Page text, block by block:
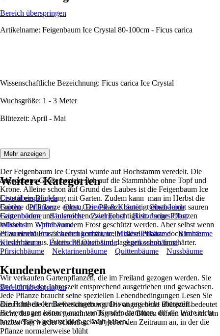
Bereich überspringen
Artikelname: Feigenbaum Ice Crystal 80-100cm - Ficus carica
Wissenschaftliche Bezeichnung: Ficus carica Ice Crystal
Wuchsgröße: 1 - 3 Meter
Blütezeit: April - Mai
Beschreibung:
Der Feigenbaum Ice Crystal wurde auf Hochstamm veredelt. Die
angegebene Größe bezieht sich auf die Stammhöhe ohne Topf und
Krone. Alleine schon auf Grund des Laubes ist die Feigenbaum Ice
Crystal ein Blickfang mit Garten. Zudem kann man im Herbst die
Früchte der Pflanze ernten. Die Pflanze benötigt einen leicht sauren
Gartenboden und ausreichend viel Feuchtigkeit. Junge Pflanzen
müssen im Winter vor dem Frost geschützt werden. Aber selbst wenn
es zu einem Frostschaden kommt, treibt diese Pflanze doch immer
wieder neu aus. Ältere Pflanzen sind dagegen schon frosthärter.
Wir verkaufen Gartenpflanzen, die im Freiland gezogen werden. Sie
sind immer der Jahreszeit entsprechend ausgetrieben und gewachsen.
Jede Pflanze braucht seine speziellen Lebendbedingungen Lesen Sie
dazu bitte die Artikelbeschreibung. Die angegebene Blütezeit bedeutet
nicht, das am ersten genannten Tag sich die Blüten öffnen und sich am
letzten Tag wieder schließen. Wir geben den Zeitraum an, in der die
Pflanze normalerweise blüht
Mehr anzeigen
Weitere Kategorien
Liste überspringen
Garten
Pflanzen Obst, Gemüse & Kräuter
Obstbäume
Feigenbäume
Säulenobst Zwergobst
Historisches Obst
Wildobst
Apfelbäume
Pflaumenbäume, Zwetschgenbäume, Mirabellenbäume
Birnbäume
Kirschbäume
Exotische Obstbäume
Aprikosenbäume
Pfirsichbäume
Nektarinenbäume Quittenbäume Nussbäume
Kundenbewertungen
Bereich überspringen
Die Echtheit der Bewertungen wurde von uns nicht überprüft.
Bewertungen können auch von Kunden stammen, die die Ware nicht
nachweislich genutzt oder gekauft haben.